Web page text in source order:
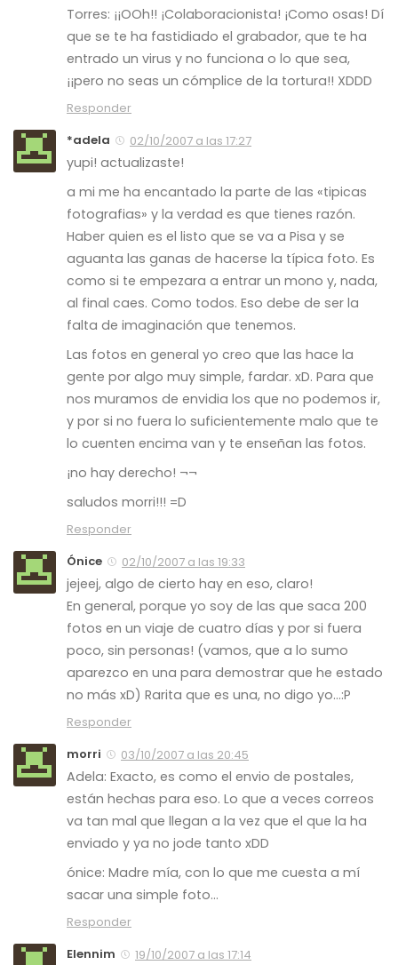
Torres: ¡¡OOh!! ¡Colaboracionista! ¡Como osas! Dí
que se te ha fastidiado el grabador, que te ha
entrado un virus y no funciona o lo que sea,
¡¡pero no seas un cómplice de la tortura!! XDDD
Responder
*adela
02/10/2007 a las 17:27
yupi! actualizaste!
a mi me ha encantado la parte de las «tipicas
fotografias» y la verdad es que tienes razón.
Haber quien es el listo que se va a Pisa y se
aguanta las ganas de hacerse la típica foto. Es
como si te empezara a entrar un mono y, nada,
al final caes. Como todos. Eso debe de ser la
falta de imaginación que tenemos.
Las fotos en general yo creo que las hace la
gente por algo muy simple, fardar. xD. Para que
nos muramos de envidia los que no podemos ir,
y por si no fuera lo suficientemente malo que te
lo cuenten encima van y te enseñan las fotos.
¡no hay derecho! ¬¬
saludos morri!!! =D
Responder
Ónice
02/10/2007 a las 19:33
jejeej, algo de cierto hay en eso, claro!
En general, porque yo soy de las que saca 200
fotos en un viaje de cuatro días y por si fuera
poco, sin personas! (vamos, que a lo sumo
aparezco en una para demostrar que he estado
no más xD) Rarita que es una, no digo yo…:P
Responder
morri
03/10/2007 a las 20:45
Adela: Exacto, es como el envio de postales,
están hechas para eso. Lo que a veces correos
va tan mal que llegan a la vez que el que la ha
enviado y ya no jode tanto xDD
ónice: Madre mía, con lo que me cuesta a mí
sacar una simple foto…
Responder
Elennim
19/10/2007 a las 17:14